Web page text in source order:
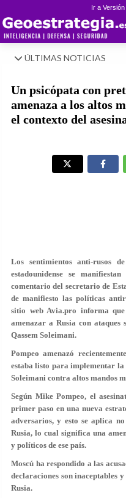
Ir a
ÚLTIMAS NOTICIAS
Un psicópata con
amenaza a los altos
el contexto del
Los sentimientos anti-rusos
estadounidense se
comentario del secretario de
de manifiesto las políticas
sitio web Avia.pro informa
amenazar a Rusia con
Qassem Soleimani.
Pompeo amenazó
estaba listo para implementar la
Soleimani contra altos mandos
Según Mike Pompeo, el
primer paso en una nueva
adversarios, y esto se aplica
Rusia, lo cual significa una
y políticos de ese país.
Moscú ha respondido a las
declaraciones son inaceptables
Rusia.